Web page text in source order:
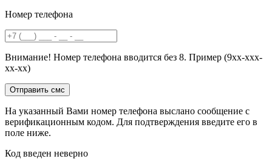
Номер телефона
Внимание! Номер телефона вводится без 8. Пример (9хх-ххх-
хх-хх)
На указанный Вами номер телефона выслано сообщение с
верификационным кодом. Для подтверждения введите его в
поле ниже.
Код введен неверно